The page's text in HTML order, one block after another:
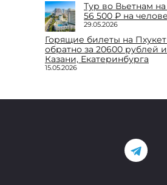
Тур во Вьетнам
56 500 ₽ на
29.05.2026
Горящие билеты на Пхукет
обратно за 20600 рублей
Казани, Екатеринбурга
15.05.2026